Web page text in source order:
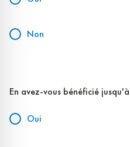
Non
En avez-vous bénéficié
Oui